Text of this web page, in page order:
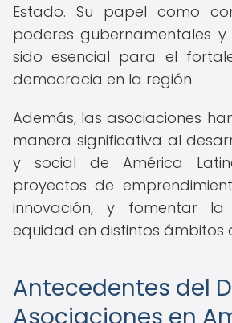
Estado. Su papel como
poderes gubernamentales y
sido esencial para el
democracia en la región.
Además, las asociaciones
manera significativa al
y social de América
proyectos de
innovación, y fomentar
equidad en distintos ámbitos
Antecedentes del